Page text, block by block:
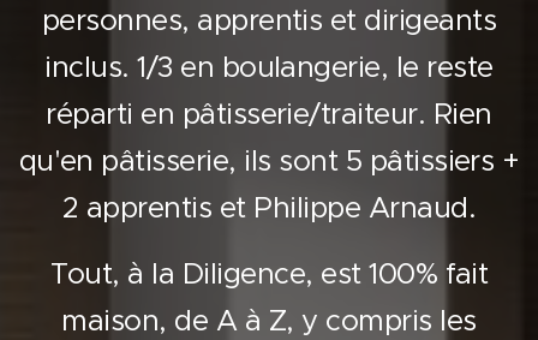
personnes, apprentis et dirigeants
inclus. 1/3 en boulangerie, le reste
réparti en pâtisserie/traiteur. Rien
qu'en pâtisserie, ils sont 5 pâtissiers +
2 apprentis et Philippe Arnaud.
Tout, à la Diligence, est 100% fait
maison, de A à Z, y compris les